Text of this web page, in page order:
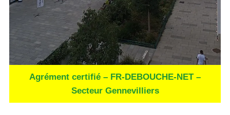
Agrément certifié – FR-DEBOUCHE-NET –
Secteur Gennevilliers